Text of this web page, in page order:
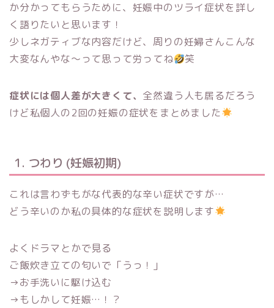
か分かってもらうために、妊娠中のツライ症状を詳し
く語りたいと思います！
少しネガティブな内容だけど、周りの妊婦さんこんな
大変なんやな〜って思って労ってね
笑
症状には個人差が大きくて、 全然違う人も居るだろう
けど私個人の2回の妊娠の症状をまとめました
1. つわり (妊娠初期)
これは言わずもがな代表的な辛い症状ですが…
どう辛いのか私の具体的な症状を説明します
よくドラマとかで見る
ご飯炊き立ての匂いで「うっ！」
→お手洗いに駆け込む
→もしかして妊娠…！？